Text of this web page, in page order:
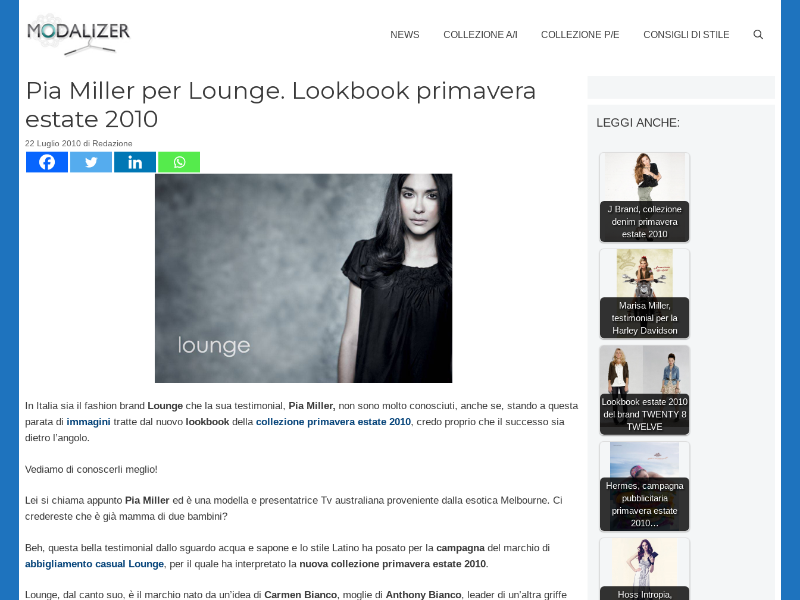
contenuto
NEWS COLLEZIONE A/I COLLEZIONE P/E CONSIGLI DI STILE
Pia Miller per Lounge. Lookbook primavera
estate 2010
22 Luglio 2010 di Redazione
In Italia sia il fashion brand Lounge che la sua testimonial, Pia Miller, non sono molto conosciuti, anche se, stando a questa
parata di immagini tratte dal nuovo lookbookdella collezione primavera estate 2010, credo proprio che il successo sia
dietro l’angolo.
Vediamo di conoscerli meglio!
Lei si chiama appunto Pia Miller ed è una modella e presentatrice Tv australiana proveniente dalla esotica Melbourne. Ci
credereste che è già mamma di due bambini?
Beh, questa bella testimonial dallo sguardo acqua e sapone e lo stile Latino ha posato per la campagnadel marchio di
abbigliamento casual Lounge, per il quale ha interpretato lanuova collezione primavera estate 2010.
Lounge, dal canto suo, è il marchio nato da un’idea di Carmen Bianco, moglie di Anthony Bianco, leader di un’altra griffe
LEGGI ANCHE:
J Brand, collezione
denim primavera
estate 2010
Marisa Miller,
testimonial per la
Harley Davidson
Lookbook estate 2010
del brand TWENTY 8
TWELVE
Hermes, campagna
pubblicitaria
primavera estate
2010…
Hoss Intropia,